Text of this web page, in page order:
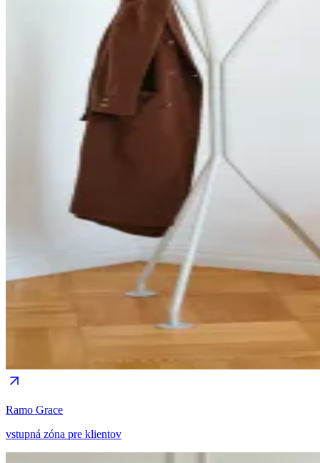
Ramo Grace
vstupná zóna pre klientov